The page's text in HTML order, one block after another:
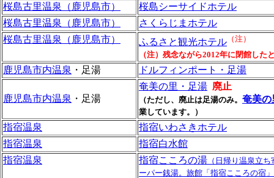
桜島古里温泉（鹿児島市）
桜島シーサイドホテル
桜島古里温泉（鹿児島市）
さくらじまホテル
桜島古里温泉（鹿児島市）
ふるさと観光ホテル （注）
（注）残念ながら2012年に閉館した
鹿児島市内温泉 ・足湯 ドルフィンポート・足湯
鹿児島市内温泉 ・足湯
奄美の里・足湯 廃止
（ただし、廃止は足湯のみ。 奄美の
業しています。）
指宿温泉
指宿いわさきホテル
指宿温泉
指宿白水館
指宿温泉
指宿こころの湯 （日帰り温泉立
ーパー銭湯。旅館「指宿こころの宿